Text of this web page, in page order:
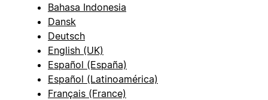
Bahasa Indonesia
Dansk
Deutsch
English (UK)
Español (España)
Español (Latinoamérica)
Français (France)